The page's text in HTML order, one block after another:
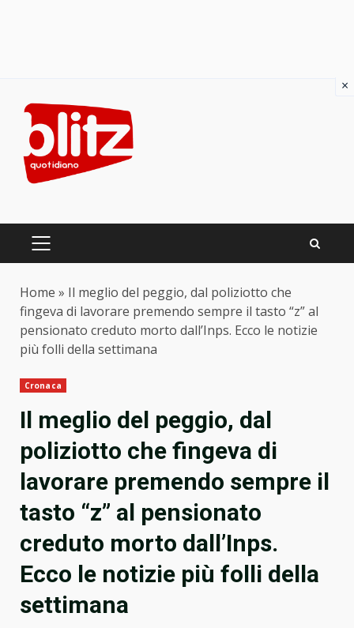
content
PRIMARY
Home » Il meglio del peggio, dal poliziotto che
fingeva di lavorare premendo sempre il tasto “z” al
pensionato creduto morto dall’Inps. Ecco le notizie
più folli della settimana
Cronaca
Il meglio del peggio, dal
poliziotto che fingeva di
lavorare premendo sempre il
tasto “z” al pensionato
creduto morto dall’Inps.
Ecco le notizie più folli della
settimana
×